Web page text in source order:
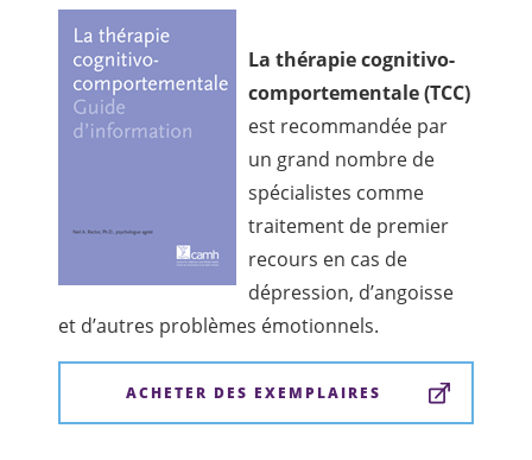
La thérapie cognitivo-
comportementale (TCC)
est recommandée par
un grand nombre de
spécialistes comme
traitement de premier
recours en cas de
dépression, d’angoisse
et d’autres problèmes émotionnels.
ACHETER DES EXEMPLAIRES